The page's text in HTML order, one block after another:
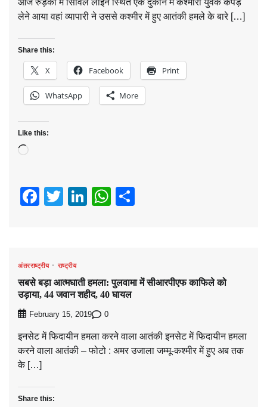
आज रुड़की में सिविल लाइन स्थित एक दुकान में कश्मीरी युवक कपड़े
लेने आया वहां व्यापारी ने उससे कश्मीर में हुए आतंकी हमले के बारे […]
Share this:
X Facebook Print
WhatsApp More
Like this:
Loading…
Facebook
Twitter
LinkedIn
WhatsApp
अंतरराष्ट्रीय राष्ट्रीय
सबसे बड़ा आत्मघाती हमला: पुलवामा में सीआरपीएफ काफिले को
उड़ाया, 44 जवान शहीद, 40 घायल
February 15, 2019 0
इनसेट में फिदायीन हमला करने वाला आतंकी इनसेट में फिदायीन हमला
करने वाला आतंकी – फोटो : अमर उजाला जम्मू-कश्मीर में हुए अब तक
के […]
Share this: